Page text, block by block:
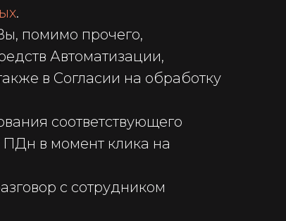
.
помимо прочего,
Автоматизации,
в Согласии на обработку
соответствующего
ПДн в момент клика на
с сотрудником